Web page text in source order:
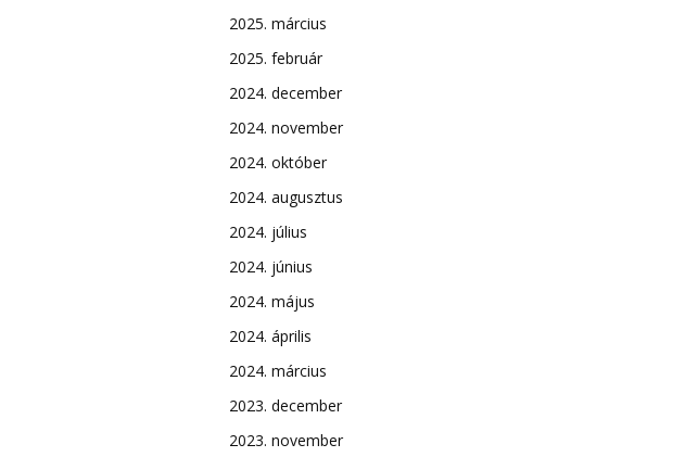
2025. március
2025. február
2024. december
2024. november
2024. október
2024. augusztus
2024. július
2024. június
2024. május
2024. április
2024. március
2023. december
2023. november